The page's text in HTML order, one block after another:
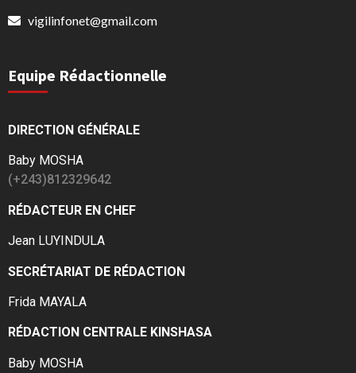
vigilinfonet@gmail.com
Equipe Rédactionnelle
DIRECTION GÉNÉRALE
Baby MOSHA
(+243)812329642
RÉDACTEUR EN CHEF
Jean LUYINDULA
SECRÉTARIAT DE RÉDACTION
Frida MAYALA
RÉDACTION CENTRALE KINSHASA
Baby MOSHA